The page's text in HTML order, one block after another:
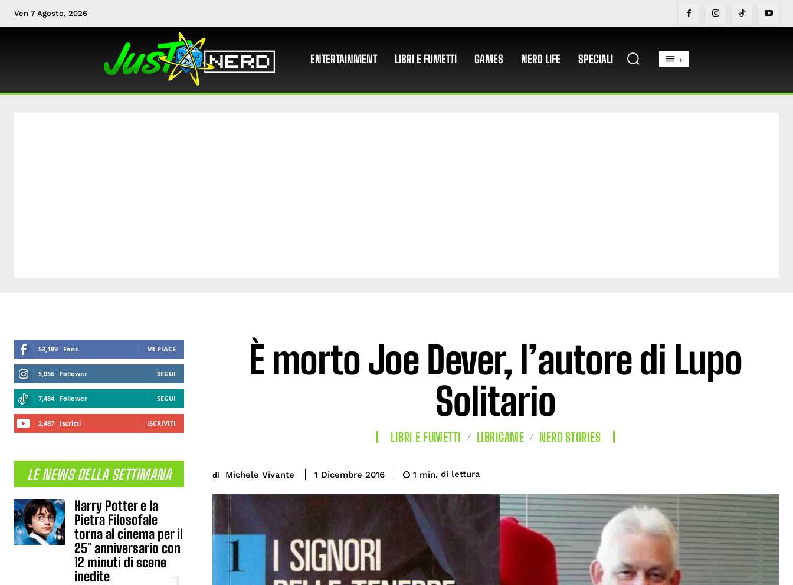
Ven 7 Agosto, 2026
ENTERTAINMENT LIBRI E FUMETTI GAMES NERD LIFE SPECIALI +
53,189 Fans MI PIACE
5,056 Follower SEGUI
7,484 Follower SEGUI
2,487 Iscritti ISCRIVITI
LE NEWS DELLA SETTIMANA
Harry Potter e la
Pietra Filosofale
torna al cinema per il
25° anniversario con
12 minuti di scene
inedite
È morto Joe Dever, l’autore di Lupo
Solitario
LIBRI E FUMETTI LIBRIGAME NERD STORIES
di Michele Vivante 1 Dicembre 2016 1 min. di lettura